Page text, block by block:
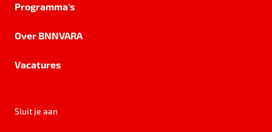
Programma's
Over BNNVARA
Vacatures
Sluit je aan